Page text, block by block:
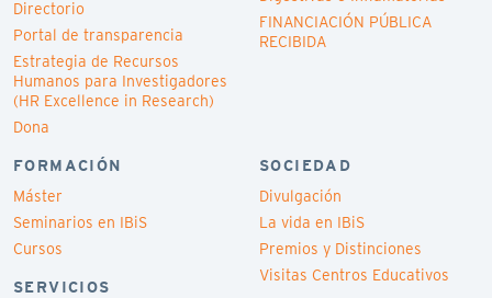
Directorio
Portal de transparencia
Estrategia de Recursos
Humanos para Investigadores
(HR Excellence in Research)
Dona
FINANCIACIÓN PÚBLICA
RECIBIDA
FORMACIÓN
Máster
Seminarios en IBiS
Cursos
SERVICIOS
SOCIEDAD
Divulgación
La vida en IBiS
Premios y Distinciones
Visitas Centros Educativos